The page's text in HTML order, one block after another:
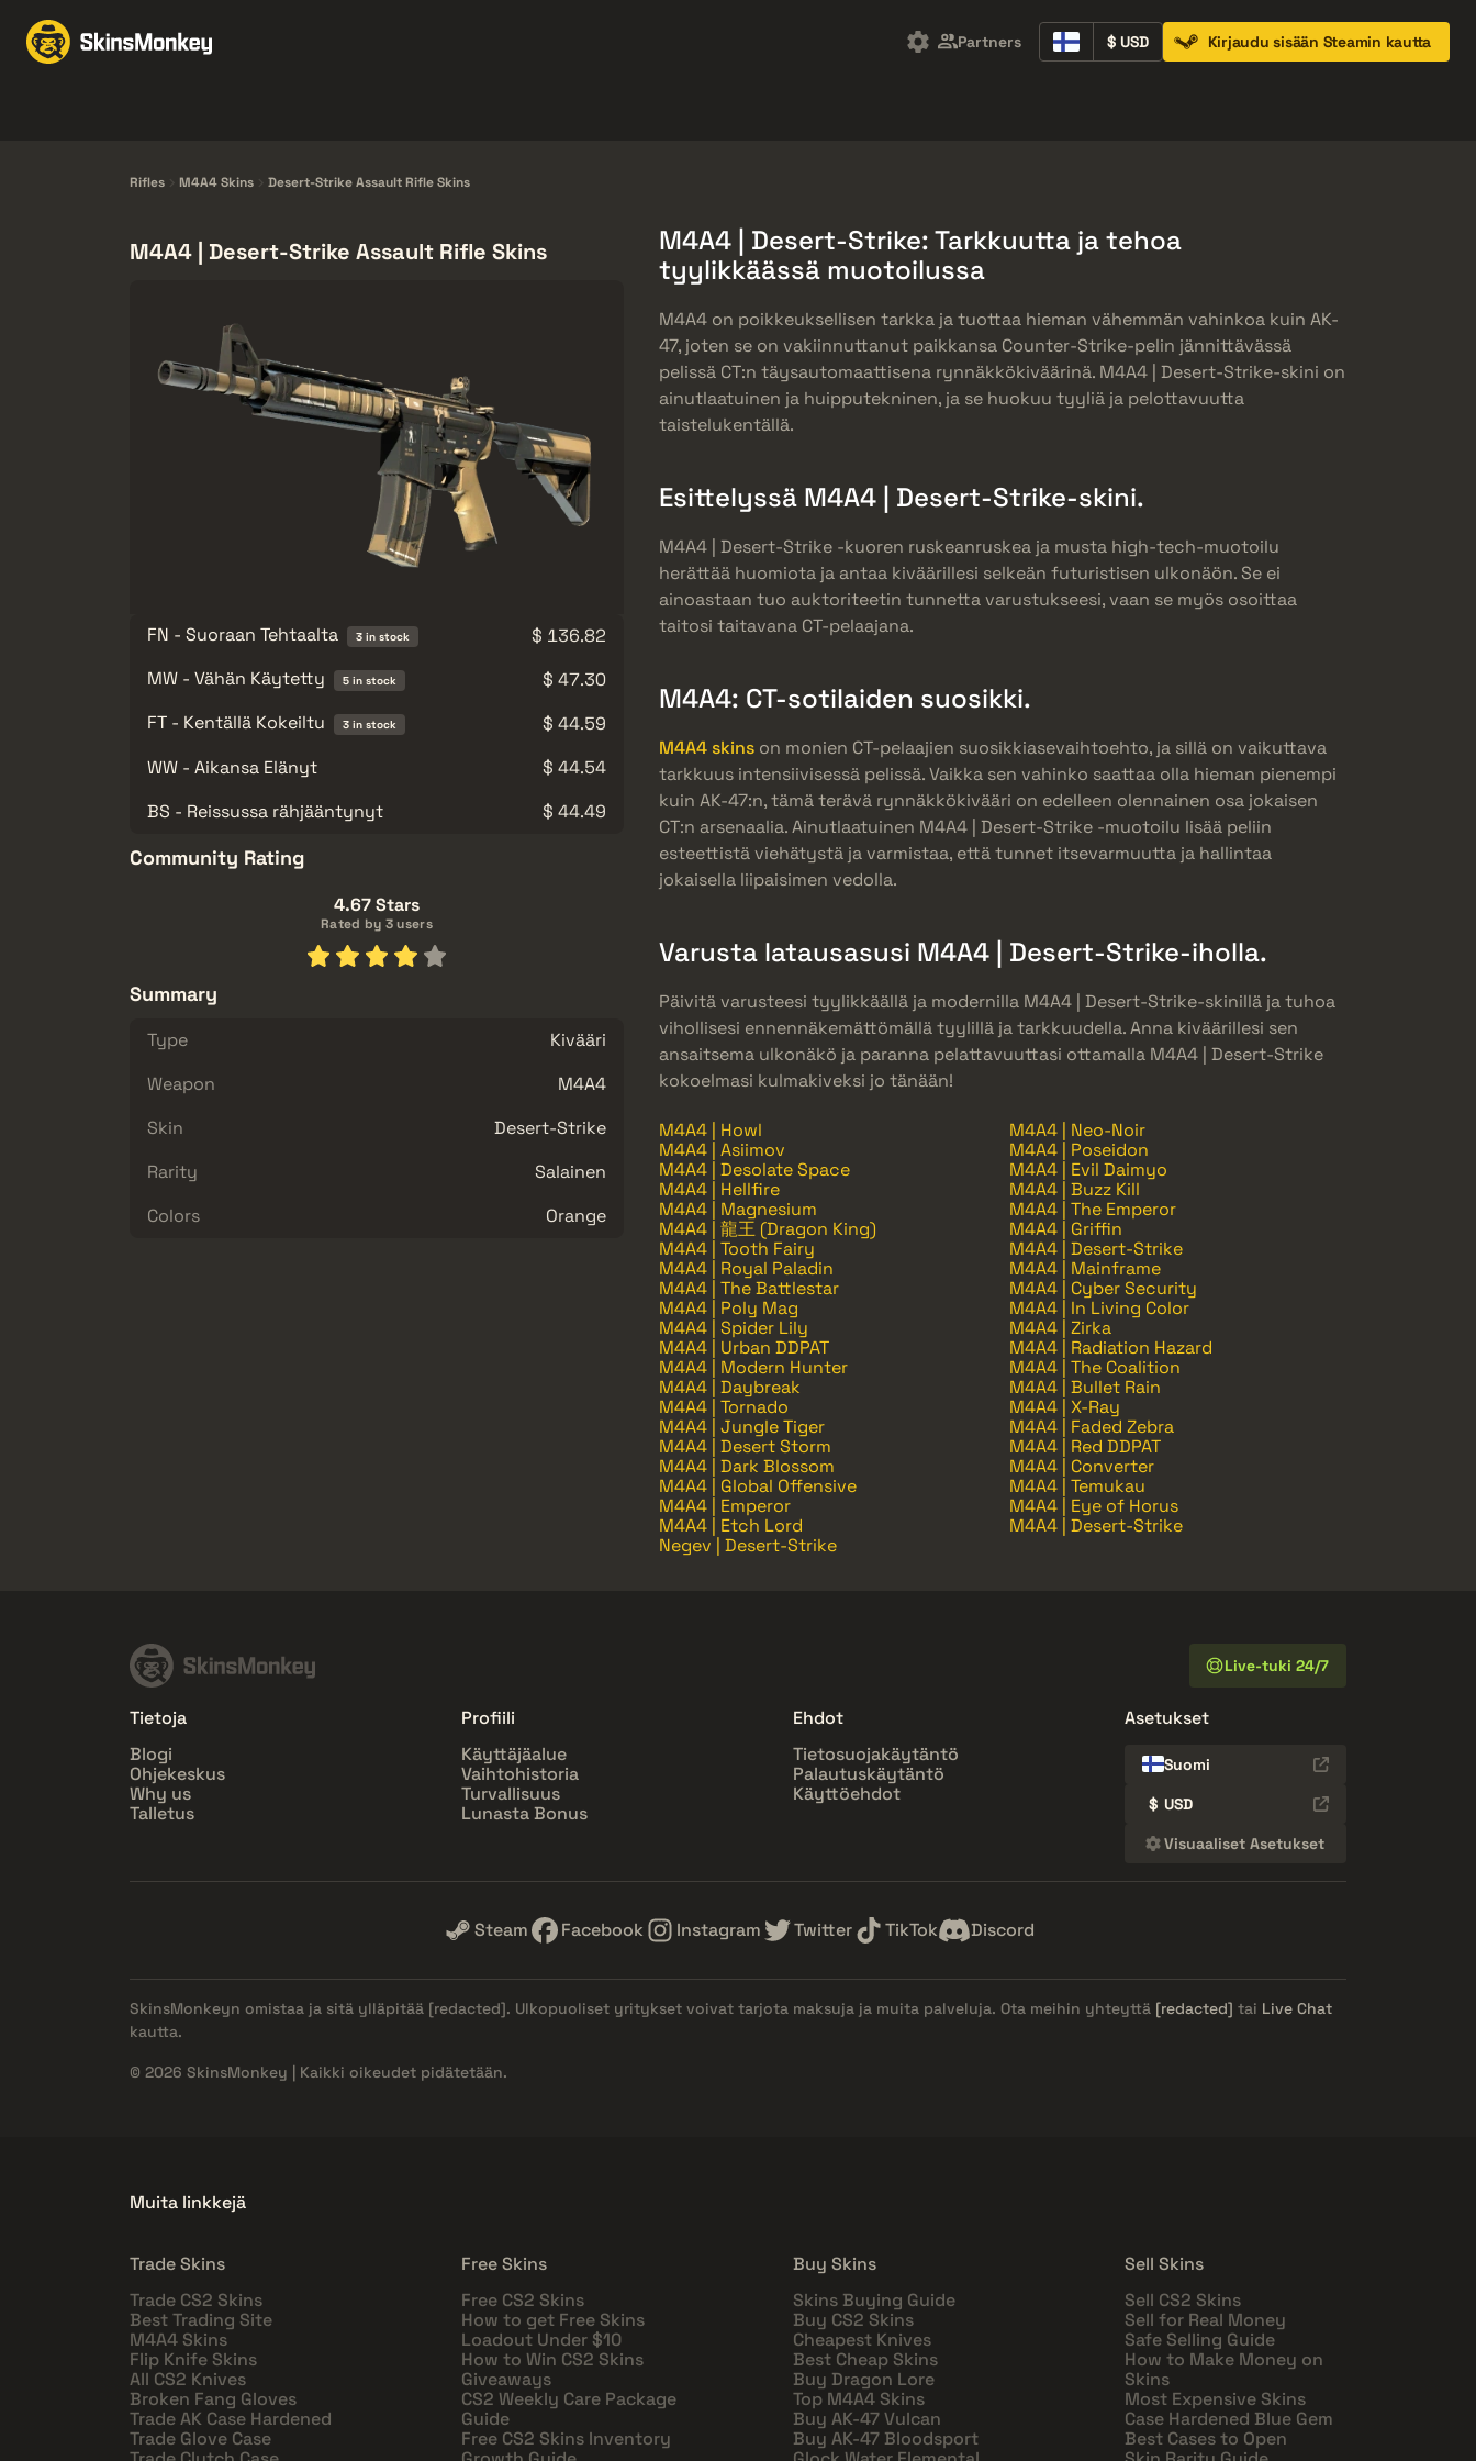
Partners $ USD Kirjaudu sisään Steamin kautta
Rifles M4A4 Skins Desert-Strike Assault Rifle Skins
M4A4 | Desert-Strike Assault Rifle Skins
FN - Suoraan Tehtaalta 3 in stock
$ 136.82
MW - Vähän Käytetty
5 in stock
$ 47.30
FT - Kentällä Kokeiltu
3 in stock
$ 44.59
WW - Aikansa Elänyt
$ 44.54
BS - Reissussa rähjääntynyt
$ 44.49
Community Rating
4.67 Stars
Rated by 3 users
Summary
Type
Kivääri
Weapon
M4A4
Skin
Desert-Strike
Rarity
Salainen
Colors
Orange
M4A4 | Desert-Strike: Tarkkuutta ja tehoa
tyylikkäässä muotoilussa
M4A4 on poikkeuksellisen tarkka ja tuottaa hieman vähemmän vahinkoa kuin AK-
47, joten se on vakiinnuttanut paikkansa Counter-Strike-pelin jännittävässä
pelissä CT:n täysautomaattisena rynnäkkökiväärinä. M4A4 | Desert-Strike-skini on
ainutlaatuinen ja huipputekninen, ja se huokuu tyyliä ja pelottavuutta
taistelukentällä.
Esittelyssä M4A4 | Desert-Strike-skini.
M4A4 | Desert-Strike -kuoren ruskeanruskea ja musta high-tech-muotoilu
herättää huomiota ja antaa kiväärillesi selkeän futuristisen ulkonäön. Se ei
ainoastaan tuo auktoriteetin tunnetta varustukseesi, vaan se myös osoittaa
taitosi taitavana CT-pelaajana.
M4A4: CT-sotilaiden suosikki.
M4A4 skins on monien CT-pelaajien suosikkiasevaihtoehto, ja sillä on vaikuttava
tarkkuus intensiivisessä pelissä. Vaikka sen vahinko saattaa olla hieman pienempi
kuin AK-47:n, tämä terävä rynnäkkökivääri on edelleen olennainen osa jokaisen
CT:n arsenaalia. Ainutlaatuinen M4A4 | Desert-Strike -muotoilu lisää peliin
esteettistä viehätystä ja varmistaa, että tunnet itsevarmuutta ja hallintaa
jokaisella liipaisimen vedolla.
Varusta latausasusi M4A4 | Desert-Strike-iholla.
Päivitä varusteesi tyylikkäällä ja modernilla M4A4 | Desert-Strike-skinillä ja tuhoa
vihollisesi ennennäkemättömällä tyylillä ja tarkkuudella. Anna kiväärillesi sen
ansaitsema ulkonäkö ja paranna pelattavuuttasi ottamalla M4A4 | Desert-Strike
kokoelmasi kulmakiveksi jo tänään!
M4A4 | Howl
M4A4 | Neo-Noir
M4A4 | Asiimov
M4A4 | Poseidon
M4A4 | Desolate Space
M4A4 | Evil Daimyo
M4A4 | Hellfire
M4A4 | Buzz Kill
M4A4 | Magnesium
M4A4 | The Emperor
M4A4 | 龍王 (Dragon King)
M4A4 | Griffin
M4A4 | Tooth Fairy
M4A4 | Desert-Strike
M4A4 | Royal Paladin
M4A4 | Mainframe
M4A4 | The Battlestar
M4A4 | Cyber Security
M4A4 | Poly Mag
M4A4 | In Living Color
M4A4 | Spider Lily
M4A4 | Zirka
M4A4 | Urban DDPAT
M4A4 | Radiation Hazard
M4A4 | Modern Hunter
M4A4 | The Coalition
M4A4 | Daybreak
M4A4 | Bullet Rain
M4A4 | Tornado
M4A4 | X-Ray
M4A4 | Jungle Tiger
M4A4 | Faded Zebra
M4A4 | Desert Storm
M4A4 | Red DDPAT
M4A4 | Dark Blossom
M4A4 | Converter
M4A4 | Global Offensive
M4A4 | Temukau
M4A4 | Emperor
M4A4 | Eye of Horus
M4A4 | Etch Lord
M4A4 | Desert-Strike
Negev | Desert-Strike
Live-tuki 24/7
Tietoja
Blogi
Ohjekeskus
Why us
Talletus
Profiili
Käyttäjäalue
Vaihtohistoria
Turvallisuus
Lunasta Bonus
Ehdot
Tietosuojakäytäntö
Palautuskäytäntö
Käyttöehdot
Asetukset
Suomi
$ USD
Visuaaliset Asetukset
Steam Facebook Instagram Twitter TikTok Discord
SkinsMonkeyn omistaa ja sitä ylläpitää [redacted]. Ulkopuoliset yritykset voivat tarjota maksuja ja muita palveluja. Ota meihin yhteyttä [redacted] tai Live Chat
kautta.
© 2026 SkinsMonkey | Kaikki oikeudet pidätetään.
Muita linkkejä
Trade Skins
Trade CS2 Skins
Best Trading Site
M4A4 Skins
Flip Knife Skins
All CS2 Knives
Broken Fang Gloves
Trade AK Case Hardened
Trade Glove Case
Free Skins
Free CS2 Skins
How to get Free Skins
Loadout Under $10
How to Win CS2 Skins
Giveaways
CS2 Weekly Care Package
Guide
Free CS2 Skins Inventory
Buy Skins
Skins Buying Guide
Buy CS2 Skins
Cheapest Knives
Best Cheap Skins
Buy Dragon Lore
Top M4A4 Skins
Buy AK-47 Vulcan
Buy AK-47 Bloodsport
Sell Skins
Sell CS2 Skins
Sell for Real Money
Safe Selling Guide
How to Make Money on
Skins
Most Expensive Skins
Case Hardened Blue Gem
Best Cases to Open